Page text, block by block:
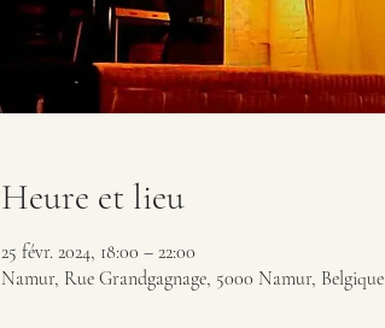
Heure et lieu
25 févr. 2024, 18:00 – 22:00
Namur, Rue Grandgagnage, 5000 Namur, Belgique